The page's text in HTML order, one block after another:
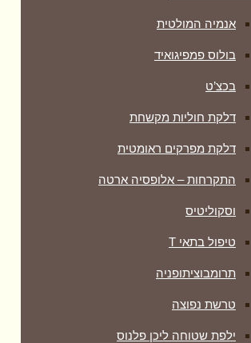
אנמיה המולטית
בולוס פמפיגואיד
בכצ’ט
דלקת חוליות מקשחת
דלקת מפרקים ראומטית
התקרחות – אלופסיה ארטה
וסקוליטיס
טיפול בתאי T
תרומבוציתופניה
טרשת נפוצה
ילפת שטוחה ליכן פלנוס